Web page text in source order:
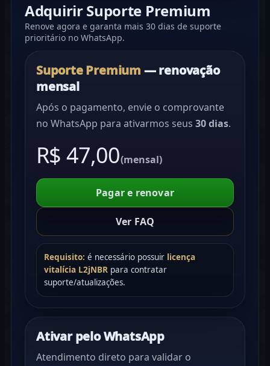
Adquirir Suporte Premium
Renove agora e garanta mais 30 dias de suporte
prioritário no WhatsApp.
Suporte Premium — renovação
mensal
Após o pagamento, envie o comprovante
no WhatsApp para ativarmos seus 30 dias.
R$ 47,00(mensal)
Pagar e renovar
Ver FAQ
Requisito: é necessário possuir licença
vitalícia L2jNBR para contratar
suporte/atualizações.
Ativar pelo WhatsApp
Atendimento direto para validar o